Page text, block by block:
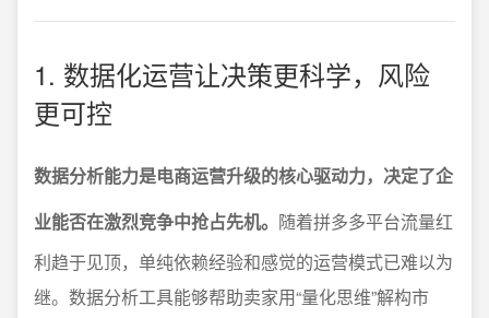
1. 数据化运营让决策更科学，风险
更可控
数据分析能力是电商运营升级的核心驱动力，决定了企
业能否在激烈竞争中抢占先机。 随着拼多多平台流量红
利趋于见顶，单纯依赖经验和感觉的运营模式已难以为
继。数据分析工具能够帮助卖家用“量化思维”解构市